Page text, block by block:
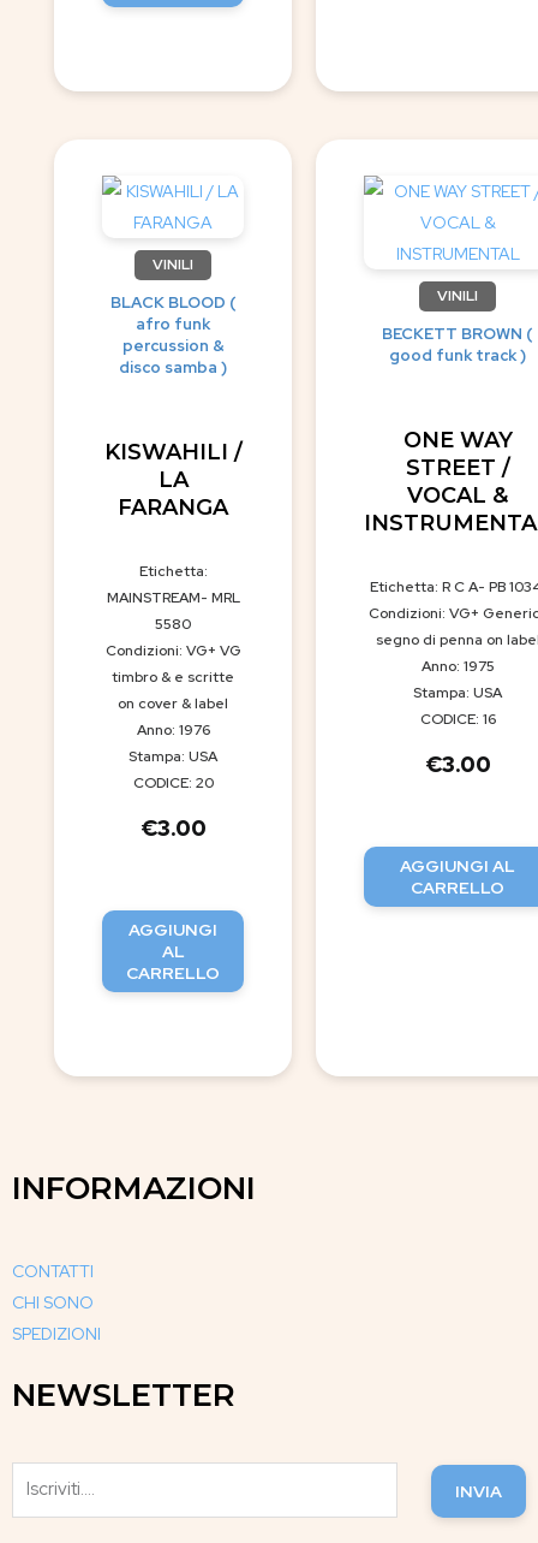
VINILI
BLACK BLOOD (
afro funk
percussion &
disco samba )
KISWAHILI /
LA
FARANGA
Etichetta:
MAINSTREAM- MRL
5580
Condizioni: VG+ VG
timbro & e scritte
on cover & label
Anno: 1976
Stampa: USA
CODICE: 20
€3.00
AGGIUNGI
AL
CARRELLO
VINILI
BECKETT BROWN (
good funk track )
ONE WAY
STREET /
VOCAL &
Etichetta: R C A- PB
Condizioni: VG+
segno di penna on
Anno: 1975
Stampa: USA
CODICE: 16
€3.00
AGGIUNGI AL
CARRELLO
INFORMAZIONI
CONTATTI
CHI SONO
SPEDIZIONI
NEWSLETTER
INVIA